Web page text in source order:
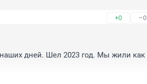
+0 –0
дней. Шел 2023 год. Мы жили как